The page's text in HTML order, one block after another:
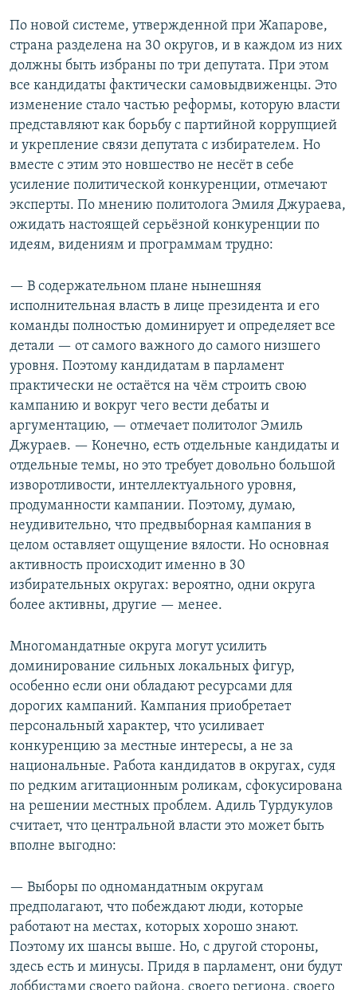
По новой системе, утвержденной при Жапарове,
страна разделена на 30 округов, и в каждом из них
должны быть избраны по три депутата. При этом
все кандидаты фактически самовыдвиженцы. Это
изменение стало частью реформы, которую власти
представляют как борьбу с партийной коррупцией
и укрепление связи депутата с избирателем. Но
вместе с этим это новшество не несёт в себе
усиление политической конкуренции, отмечают
эксперты. По мнению политолога Эмиля Джураева,
ожидать настоящей серьёзной конкуренции по
идеям, видениям и программам трудно:
— В содержательном плане нынешняя
исполнительная власть в лице президента и его
команды полностью доминирует и определяет все
детали — от самого важного до самого низшего
уровня. Поэтому кандидатам в парламент
практически не остаётся на чём строить свою
кампанию и вокруг чего вести дебаты и
аргументацию, — отмечает политолог Эмиль
Джураев. — Конечно, есть отдельные кандидаты и
отдельные темы, но это требует довольно большой
изворотливости, интеллектуального уровня,
продуманности кампании. Поэтому, думаю,
неудивительно, что предвыборная кампания в
целом оставляет ощущение вялости. Но основная
активность происходит именно в 30
избирательных округах: вероятно, одни округа
более активны, другие — менее.
Многомандатные округа могут усилить
доминирование сильных локальных фигур,
особенно если они обладают ресурсами для
дорогих кампаний. Кампания приобретает
персональный характер, что усиливает
конкуренцию за местные интересы, а не за
национальные. Работа кандидатов в округах, судя
по редким агитационным роликам, сфокусирована
на решении местных проблем. Адиль Турдукулов
считает, что центральной власти это может быть
вполне выгодно:
— Выборы по одномандатным округам
предполагают, что побеждают люди, которые
работают на местах, которых хорошо знают.
Поэтому их шансы выше. Но, с другой стороны,
здесь есть и минусы. Придя в парламент, они будут
лоббистами своего района, своего региона, своего